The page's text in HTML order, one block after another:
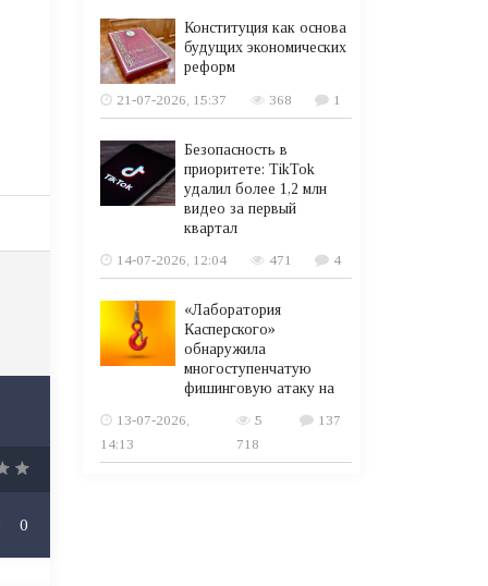
0
Конституция как основа
будущих экономических
реформ
21-07-2026, 15:37
368 1
Безопасность в
приоритете: TikTok
удалил более 1,2 млн
видео за первый
квартал
14-07-2026, 12:04
471 4
«Лаборатория
Касперского»
обнаружила
многоступенчатую
фишинговую атаку на
13-07-2026,
14:13
5
718
137